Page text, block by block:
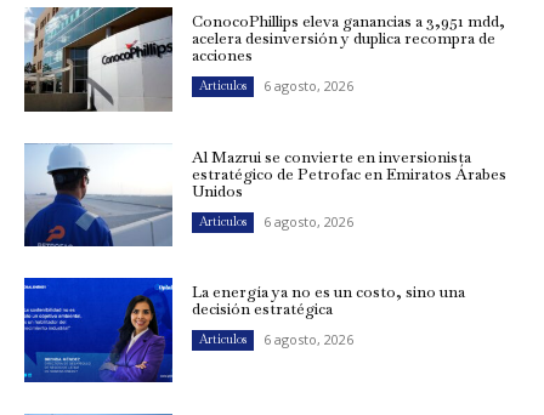
ConocoPhillips eleva ganancias a 3,951 mdd,
acelera desinversión y duplica recompra de
acciones
Artículos 6 agosto, 2026
Al Mazrui se convierte en inversionista
estratégico de Petrofac en Emiratos Árabes
Unidos
Artículos 6 agosto, 2026
La energía ya no es un costo, sino una
decisión estratégica
Artículos 6 agosto, 2026